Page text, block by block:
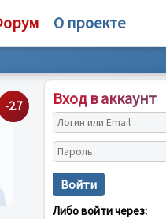
О проекте
-2.7 Вход в аккаунт
Войти
Либо войти через: